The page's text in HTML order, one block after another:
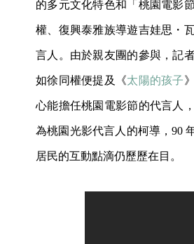
的多元文化特色和「桃園電影
權、復興泰雅族導遊吉娃思・
言人。由於親友團的參與，記
如徐同權便提及《太陽的孩子
心能擔任桃園電影節的代言人
為桃園光影代言人的柯導，90
居民的互動點滴仍歷歷在目。